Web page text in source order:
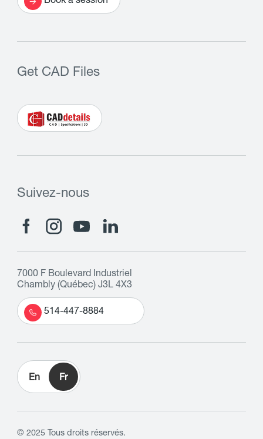
Get CAD Files
Suivez-nous
7000 F Boulevard Industriel
Chambly (Québec) J3L 4X3
514-447-8884
En Fr
© 2025 Tous droits réservés.